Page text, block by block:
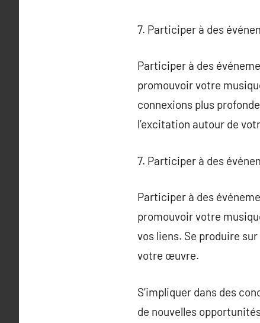
7. Participer à des
Participer à des
promouvoir votre
connexions plus
l’excitation autour de
7. Participer à des
Participer à des
promouvoir votre
vos liens. Se produire
votre œuvre.
S’impliquer dans des
de nouvelles